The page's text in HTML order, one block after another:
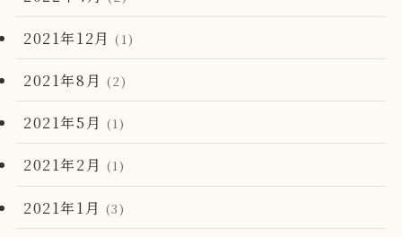
2021年12月 (1)
2021年8月 (2)
2021年5月 (1)
2021年2月 (1)
2021年1月 (3)